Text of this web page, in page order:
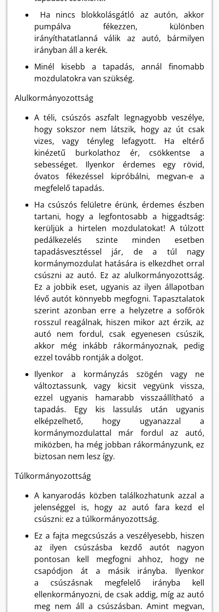
Ha nincs blokkolásgátló az autón, akkor
pumpálva fékezzen, különben
irányíthatatlanná válik az autó, bármilyen
irányban áll a kerék.
Minél kisebb a tapadás, annál finomabb
mozdulatokra van szükség.
Alulkormányozottság
A téli, csúszós aszfalt legnagyobb veszélye,
hogy sokszor nem látszik, hogy az út csak
vizes, vagy tényleg lefagyott. Ha eltérő
kinézetű burkolathoz ér, csökkentse a
sebességet. Ilyenkor érdemes egy rövid,
óvatos fékezéssel kipróbálni, megvan-e a
megfelelő tapadás.
Ha csúszós felületre érünk, érdemes észben
tartani, hogy a legfontosabb a higgadtság:
kerüljük a hirtelen mozdulatokat! A túlzott
pedálkezelés szinte minden esetben
tapadásvesztéssel jár, de a túl nagy
kormánymozdulat hatására is elkezdhet orral
csúszni az autó. Ez az alulkormányozottság.
Ez a jobbik eset, ugyanis az ilyen állapotban
lévő autót könnyebb megfogni. Tapasztalatok
szerint azonban erre a helyzetre a sofőrök
rosszul reagálnak, hiszen mikor azt érzik, az
autó nem fordul, csak egyenesen csúszik,
akkor még inkább rákormányoznak, pedig
ezzel tovább rontják a dolgot.
Ilyenkor a kormányzás szögén vagy ne
változtassunk, vagy kicsit vegyünk vissza,
ezzel ugyanis hamarabb visszaállítható a
tapadás. Egy kis lassulás után ugyanis
elképzelhető, hogy ugyanazzal a
kormánymozdulattal már fordul az autó,
miközben, ha még jobban rákormányzunk, ez
biztosan nem lesz így.
Túlkormányozottság
A kanyarodás közben találkozhatunk azzal a
jelenséggel is, hogy az autó fara kezd el
csúszni: ez a túlkormányozottság.
Ez a fajta megcsúszás a veszélyesebb, hiszen
az ilyen csúszásba kezdő autót nagyon
pontosan kell megfogni ahhoz, hogy ne
csapódjon át a másik irányba. Ilyenkor
a csúszásnak megfelelő irányba kell
ellenkormányozni, de csak addig, míg az autó
meg nem áll a csúszásban. Amint megvan,